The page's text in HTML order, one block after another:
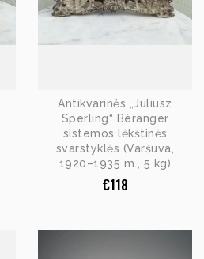
Antikvarinės „Juliusz
Sperling“ Béranger
sistemos lėkštinės
svarstyklės (Varšuva,
1920–1935 m., 5 kg)
€118